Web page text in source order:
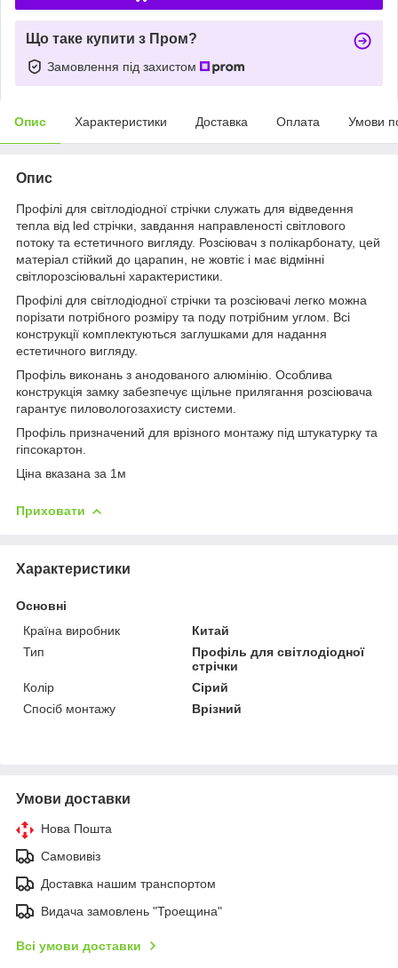
Що таке купити з Пром?
Замовлення під захистом
Опис Характеристики Доставка Оплата Умови
Опис
Профілі для світлодіодної стрічки служать для відведення
тепла від led стрічки, завдання направленості світлового
потоку та естетичного вигляду. Розсіювач з полікарбонату, цей
матеріал стійкий до царапин, не жовтіє і має відмінні
світлорозсіювальні характеристики.
Профілі для світлодіодної стрічки та розсіювачі легко можна
порізати потрібного розміру та поду потрібним углом. Всі
конструкції комплектуються заглушками для надання
естетичного вигляду.
Профіль виконань з анодованого алюмінію. Особлива
конструкція замку забезпечує щільне прилягання розсіювача
гарантує пиловологозахисту системи.
Профіль призначений для врізного монтажу під штукатурку та
гіпсокартон.
Ціна вказана за 1м
Приховати
Характеристики
Основні
Країна виробник
Китай
Тип
Профіль для світлодіодної
стрічки
Колір
Сірий
Спосіб монтажу
Врізний
Умови доставки
Нова Пошта
Самовивіз
Доставка нашим транспортом
Видача замовлень "Троещина"
Всі умови доставки